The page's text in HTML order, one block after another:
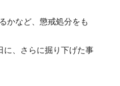
かなど、懲戒処分をも
に、さらに掘り下げた事